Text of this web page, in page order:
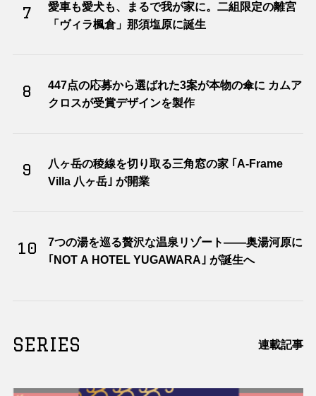
7
愛車も愛犬も、まるで我が家に。二組限定の離宮
「ヴィラ楓倉」那須塩原に誕生
8
447点の応募から選ばれた3案が本物の傘に カムア
クロスが受賞デザインを製作
9
八ヶ岳の稜線を切り取る三角窓の家 ｢A-Frame
Villa 八ヶ岳｣ が開業
10
7つの湯を巡る贅沢な温泉リゾート――奥湯河原に
｢NOT A HOTEL YUGAWARA｣ が誕生へ
SERIES 連載記事